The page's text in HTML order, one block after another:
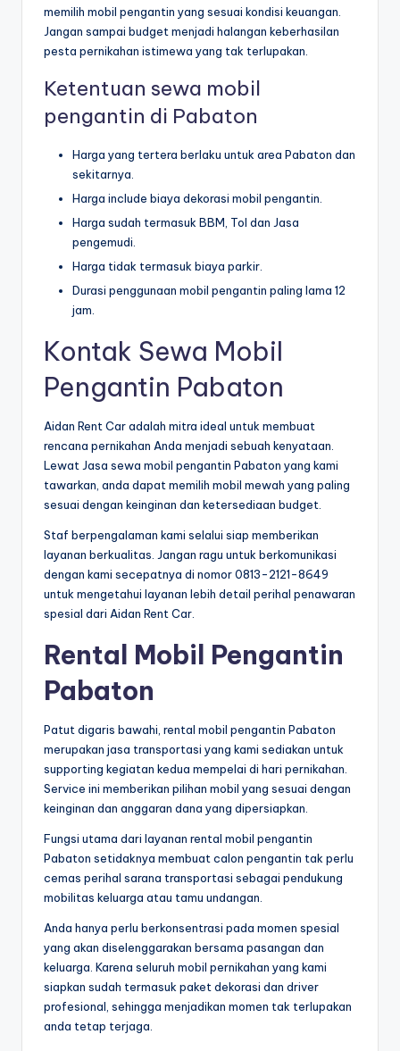
memilih mobil pengantin yang sesuai kondisi keuangan.
Jangan sampai budget menjadi halangan keberhasilan
pesta pernikahan istimewa yang tak terlupakan.
Ketentuan sewa mobil
pengantin di Pabaton
Harga yang tertera berlaku untuk area Pabaton dan
sekitarnya.
Harga include biaya dekorasi mobil pengantin.
Harga sudah termasuk BBM, Tol dan Jasa
pengemudi.
Harga tidak termasuk biaya parkir.
Durasi penggunaan mobil pengantin paling lama 12
jam.
Kontak Sewa Mobil
Pengantin Pabaton
Aidan Rent Car adalah mitra ideal untuk membuat
rencana pernikahan Anda menjadi sebuah kenyataan.
Lewat Jasa sewa mobil pengantin Pabaton yang kami
tawarkan, anda dapat memilih mobil mewah yang paling
sesuai dengan keinginan dan ketersediaan budget.
Staf berpengalaman kami selalui siap memberikan
layanan berkualitas. Jangan ragu untuk berkomunikasi
dengan kami secepatnya di nomor 0813-2121-8649
untuk mengetahui layanan lebih detail perihal penawaran
spesial dari Aidan Rent Car.
Rental Mobil Pengantin
Pabaton
Patut digaris bawahi, rental mobil pengantin Pabaton
merupakan jasa transportasi yang kami sediakan untuk
supporting kegiatan kedua mempelai di hari pernikahan.
Service ini memberikan pilihan mobil yang sesuai dengan
keinginan dan anggaran dana yang dipersiapkan.
Fungsi utama dari layanan rental mobil pengantin
Pabaton setidaknya membuat calon pengantin tak perlu
cemas perihal sarana transportasi sebagai pendukung
mobilitas keluarga atau tamu undangan.
Anda hanya perlu berkonsentrasi pada momen spesial
yang akan diselenggarakan bersama pasangan dan
keluarga. Karena seluruh mobil pernikahan yang kami
siapkan sudah termasuk paket dekorasi dan driver
profesional, sehingga menjadikan momen tak terlupakan
anda tetap terjaga.